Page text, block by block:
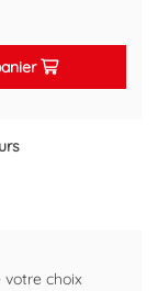
votre choix